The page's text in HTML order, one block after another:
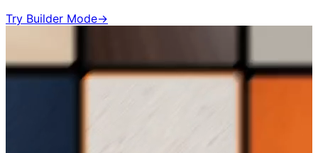
Try Builder Mode→